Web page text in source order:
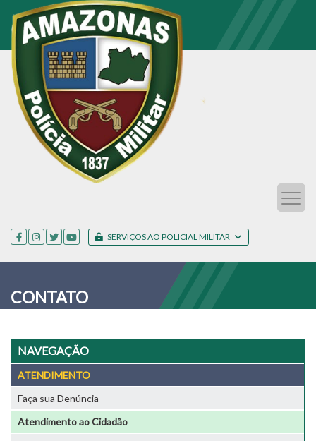
SERVIÇOS AO POLICIAL MILITAR
CONTATO
NAVEGAÇÃO
ATENDIMENTO
Faça sua Denúncia
Atendimento ao Cidadão